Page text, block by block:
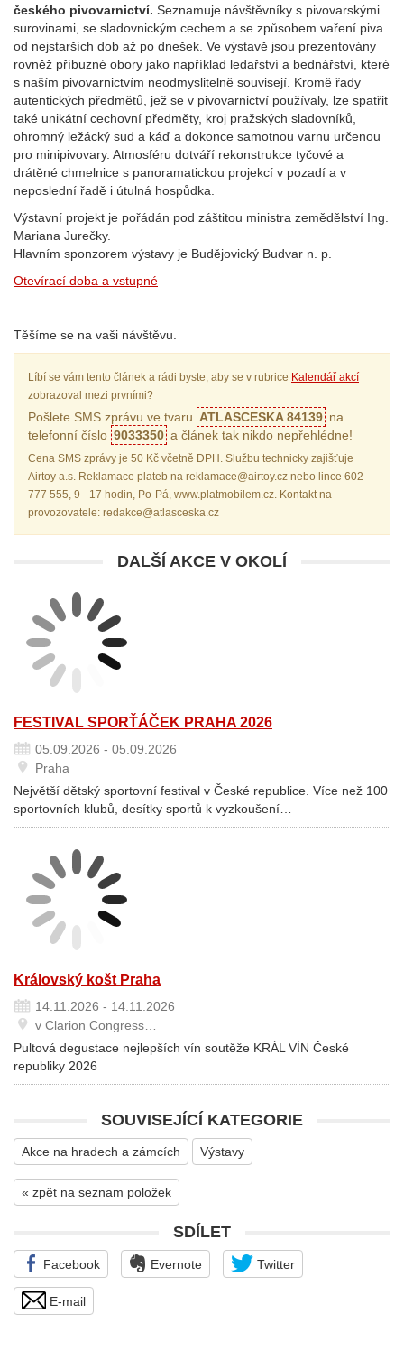
českého pivovarnictví. Seznamuje návštěvníky s pivovarskými
surovinami, se sladovnickým cechem a se způsobem vaření piva
od nejstarších dob až po dnešek. Ve výstavě jsou prezentovány
rovněž příbuzné obory jako například ledařství a bednářství, které
s naším pivovarnictvím neodmyslitelně souvisejí. Kromě řady
autentických předmětů, jež se v pivovarnictví používaly, lze spatřit
také unikátní cechovní předměty, kroj pražských sladovníků,
ohromný ležácký sud a káď a dokonce samotnou varnu určenou
pro minipivovary. Atmosféru dotváří rekonstrukce tyčové a
drátěné chmelnice s panoramatickou projekcí v pozadí a v
neposlední řadě i útulná hospůdka.
Výstavní projekt je pořádán pod záštitou ministra zemědělství Ing.
Mariana Jurečky.
Hlavním sponzorem výstavy je Budějovický Budvar n. p.
Otevírací doba a vstupné
Těšíme se na vaši návštěvu.
Líbí se vám tento článek a rádi byste, aby se v rubrice Kalendář akcí
zobrazoval mezi prvními?
Pošlete SMS zprávu ve tvaru ATLASCESKA 84139 na
telefonní číslo 9033350 a článek tak nikdo nepřehlédne!
Cena SMS zprávy je 50 Kč včetně DPH. Službu technicky zajišťuje
Airtoy a.s. Reklamace plateb na reklamace@airtoy.cz nebo lince 602
777 555, 9 - 17 hodin, Po-Pá, www.platmobilem.cz. Kontakt na
provozovatele: redakce@atlasceska.cz
DALŠÍ AKCE V OKOLÍ
FESTIVAL SPORŤÁČEK PRAHA 2026
05.09.2026 - 05.09.2026
Praha
Největší dětský sportovní festival v České republice. Více než 100
sportovních klubů, desítky sportů k vyzkoušení…
Královský košt Praha
14.11.2026 - 14.11.2026
v Clarion Congress…
Pultová degustace nejlepších vín soutěže KRÁL VÍN České
republiky 2026
SOUVISEJÍCÍ KATEGORIE
Akce na hradech a zámcích Výstavy
« zpět na seznam položek
SDÍLET
Facebook Evernote Twitter
E-mail